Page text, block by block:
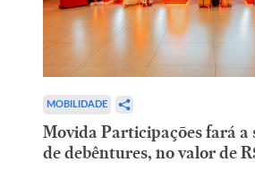
MOBILIDADE
Movida Participações fará a
de debêntures, no valor de